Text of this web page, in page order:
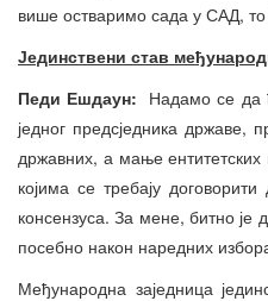
више остваримо сада у САД,
Јединствени став
Педи Ешдаун: Надамо се да
једног предсједника државе,
државних, а мање
којима се требају
консензуса. За мене, битно је
посебно након наредних
Међународна заједница